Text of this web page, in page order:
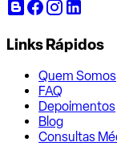
Links Rápidos
Quem Somos
FAQ
Depoimentos
Blog
Consultas